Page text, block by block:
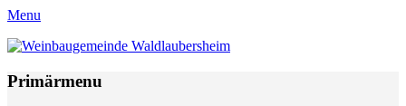
Menu
Weinbaugemeinde Waldlaubersheim
Primärmenu